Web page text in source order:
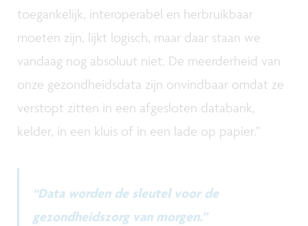
toegankelijk, interoperabel en herbruikbaar
moeten zijn, lijkt logisch, maar daar staan we
vandaag nog absoluut niet. De meerderheid van
onze gezondheidsdata zijn onvindbaar omdat ze
verstopt zitten in een afgesloten databank,
kelder, in een kluis of in een lade op papier.”
“Data worden de sleutel voor de
gezondheidszorg van morgen.”